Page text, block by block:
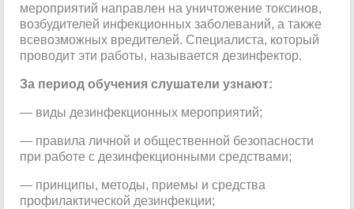
мероприятий направлен на уничтожение токсинов,
возбудителей инфекционных заболеваний, а также
всевозможных вредителей. Специалиста, который
проводит эти работы, называется дезинфектор.
За период обучения слушатели узнают:
— виды дезинфекционных мероприятий;
— правила личной и общественной безопасности
при работе с дезинфекционными средствами;
— принципы, методы, приемы и средства
профилактической дезинфекции;